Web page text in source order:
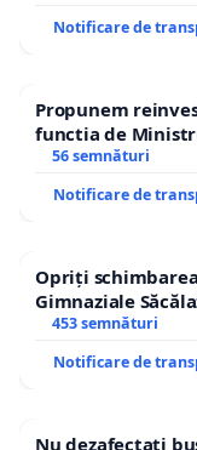
Notificare de
Propunem
functia de
56 semnături
Notificare de
Opriți
Gimnaziale
453 semnături
Notificare de
Nu dezafectați